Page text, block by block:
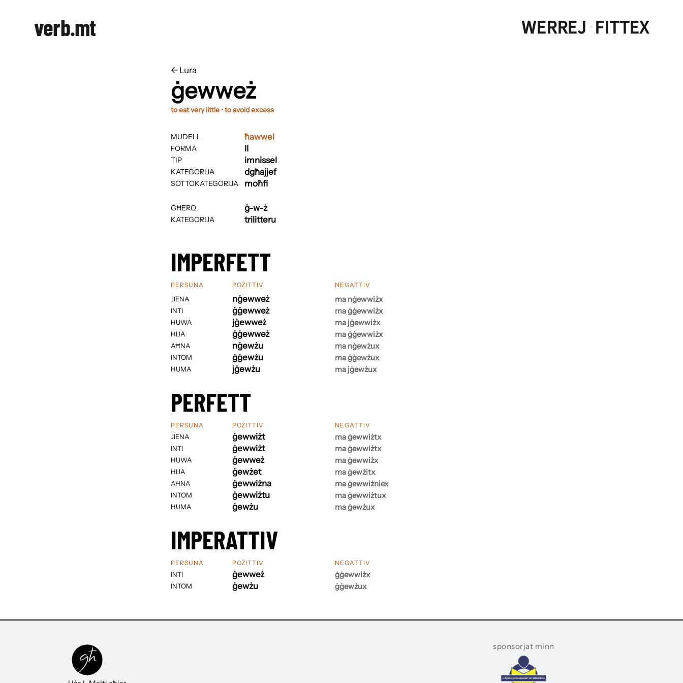
verb.mt WERREJ·FITTEX
← ​​Lura
ġewweż
to eat very little • to avoid excess
MUDELL
FORMA
TIP
KATEGORIJA
SOTTOKATEGORIJA
GĦERQ
KATEGORIJA
ħawwel
imnissel
dgħajjef
moħfi
ġ-w-ż
trilitteru
IMPERFETT
PERSUNA
JIENA
INTI
HUWA
HIJA
AĦNA
INTOM
HUMA
POŻITTIV
nġewweż
ġġewweż
jġewweż
ġġewweż
nġewżu
ġġewżu
jġewżu
NEGATTIV
ma nġewwiżx
ma ġġewwiżx
ma jġewwiżx
ma ġġewwiżx
ma nġewżux
ma ġġewżux
ma jġewżux
PERFETT
PERSUNA
JIENA
INTI
HUWA
HIJA
AĦNA
INTOM
HUMA
POŻITTIV
ġewwiżt
ġewwiżt
ġewweż
ġewżet
ġewwiżna
ġewwiżtu
ġewżu
NEGATTIV
ma ġewwiżtx
ma ġewwiżtx
ma ġewwiżx
ma ġewżitx
ma ġewwiżniex
ma ġewwiżtux
ma ġewżux
IMPERATTIV
PERSUNA
INTI
INTOM
POŻITTIV
ġewweż
ġewżu
NEGATTIV
ġġewwiżx
ġġewżux
sponsorjat minn